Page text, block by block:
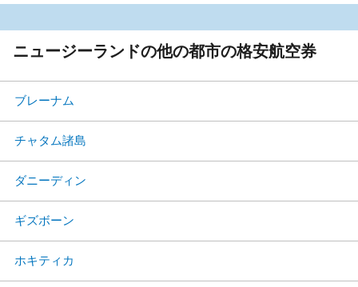
ニュージーランドの他の都市の格安航空券
ブレーナム
チャタム諸島
ダニーディン
ギズボーン
ホキティカ